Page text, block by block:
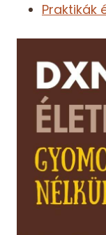
Praktikák